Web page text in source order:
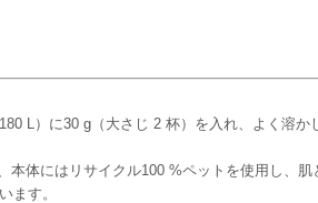
L）に30 g（大さじ 2 杯）を入れ、よく溶か
本体にはリサイクル100 %ペットを使用し、肌
ます。